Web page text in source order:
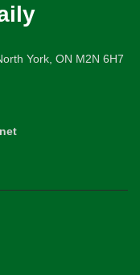
York, ON M2N 6H7